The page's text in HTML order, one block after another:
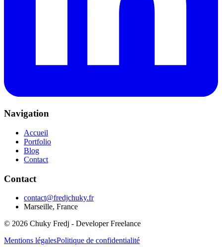
Navigation
Accueil
Portfolio
Blog
Contact
Contact
contact@fredjchuky.fr
Marseille, France
© 2026 Chuky Fredj - Developer Freelance
Mentions légalesPolitique de confidentialité